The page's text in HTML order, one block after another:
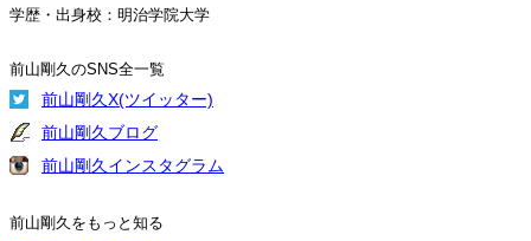
学歴・出身校：明治学院大学
前山剛久のSNS全一覧
前山剛久X(ツイッター)
前山剛久ブログ
前山剛久インスタグラム
前山剛久をもっと知る